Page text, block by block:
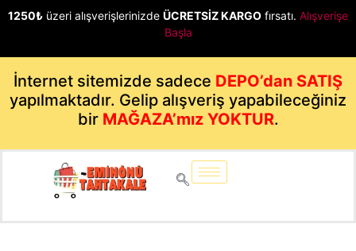
1250₺ üzeri alışverişlerinizde ÜCRETSİZ KARGO fırsatı. Alışverişe
Başla
İnternet sitemizde sadece DEPO’dan SATIŞ
yapılmaktadır. Gelip alışveriş yapabileceğiniz
bir MAĞAZA’mız YOKTUR.